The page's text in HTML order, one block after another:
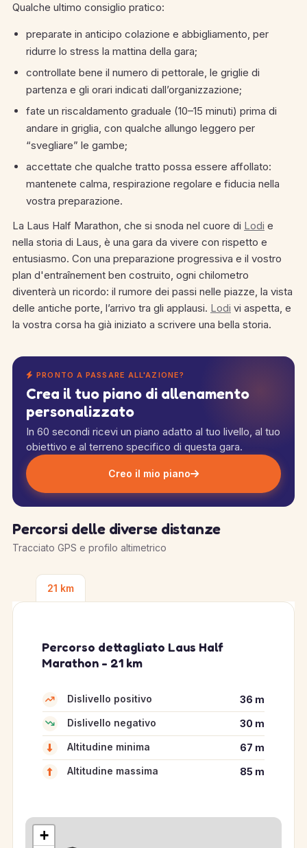
Qualche ultimo consiglio pratico:
preparate in anticipo colazione e abbigliamento, per
ridurre lo stress la mattina della gara;
controllate bene il numero di pettorale, le griglie di
partenza e gli orari indicati dall’organizzazione;
fate un riscaldamento graduale (10–15 minuti) prima di
andare in griglia, con qualche allungo leggero per
“svegliare” le gambe;
accettate che qualche tratto possa essere affollato:
mantenete calma, respirazione regolare e fiducia nella
vostra preparazione.
La Laus Half Marathon, che si snoda nel cuore di Lodi e
nella storia di Laus, è una gara da vivere con rispetto e
entusiasmo. Con una preparazione progressiva e il vostro
plan d'entraînement ben costruito, ogni chilometro
diventerà un ricordo: il rumore dei passi nelle piazze, la vista
delle antiche porte, l’arrivo tra gli applausi. Lodi vi aspetta, e
la vostra corsa ha già iniziato a scrivere una bella storia.
PRONTO A PASSARE ALL'AZIONE?
Crea il tuo piano di allenamento
personalizzato
In 60 secondi ricevi un piano adatto al tuo livello, al tuo
obiettivo e al terreno specifico di questa gara.
Creo il mio piano
Percorsi delle diverse distanze
Tracciato GPS e profilo altimetrico
21 km
Percorso dettagliato Laus Half
Marathon - 21 km
Dislivello positivo
36 m
Dislivello negativo
30 m
Altitudine minima
67 m
Altitudine massima
85 m
+